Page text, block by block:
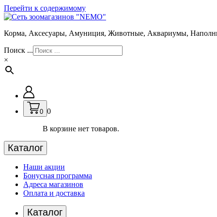
Перейти к содержимому
Корма, Аксесуары, Амуниция, Животные, Аквариумы,
Поиск ...
×
0 0
В корзине нет товаров.
Каталог
Наши акции
Бонусная программа
Адреса магазинов
Оплата и доставка
Каталог